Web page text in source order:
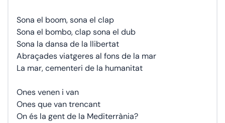
Sona el boom, sona el clap
Sona el bombo, clap sona el dub
Sona la dansa de la llibertat
Abraçades viatgeres al fons de la mar
La mar, cementeri de la humanitat
Ones venen i van
Ones que van trencant
On és la gent de la Mediterrània?